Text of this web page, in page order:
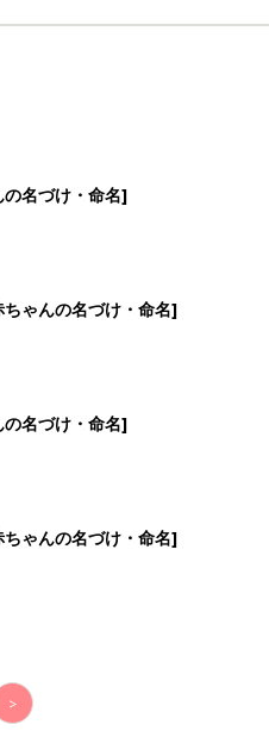
の名づけ・命名]
ちゃんの名づけ・命名]
の名づけ・命名]
ちゃんの名づけ・命名]
>